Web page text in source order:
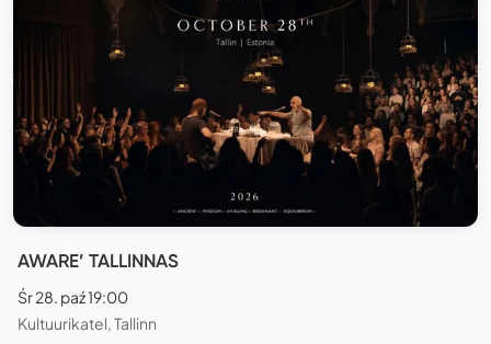
AWARE’ TALLINNAS
Śr 28. paź 19:00
Kultuurikatel, Tallinn